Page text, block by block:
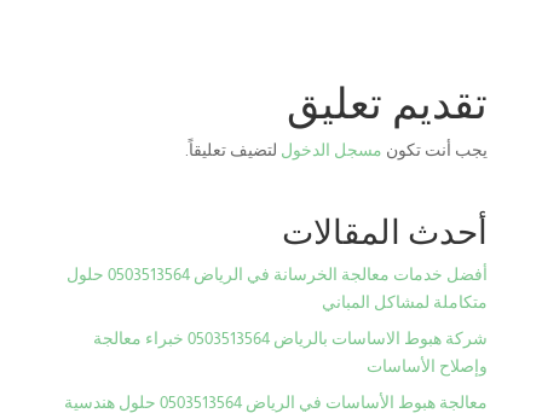
تقديم تعليق
يجب أنت تكون مسجل الدخول لتضيف تعليقاً.
أحدث المقالات
أفضل خدمات معالجة الخرسانة في الرياض 0503513564 حلول
متكاملة لمشاكل المباني
شركة هبوط الاساسات بالرياض 0503513564 خبراء معالجة
وإصلاح الأساسات
معالجة هبوط الأساسات في الرياض 0503513564 حلول هندسية